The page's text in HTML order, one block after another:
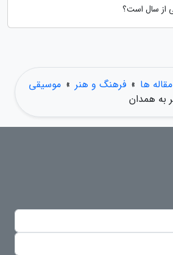
از سال است؟
ها » فرهنگ و هنر » موسیقی
به همدان